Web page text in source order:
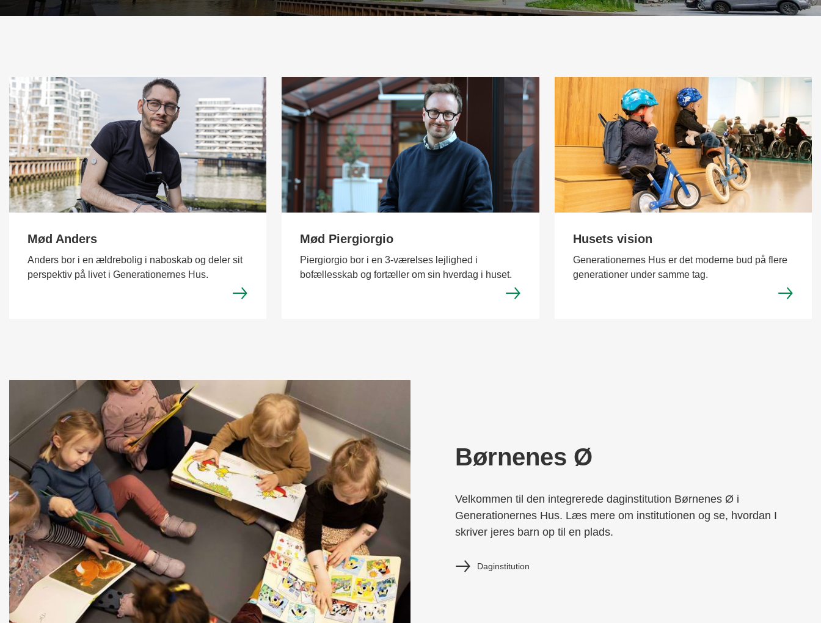
Mød Anders
Anders bor i en ældrebolig i naboskab og deler sit
perspektiv på livet i Generationernes Hus.
Mød Piergiorgio
Piergiorgio bor i en 3-værelses lejlighed i
bofællesskab og fortæller om sin hverdag i huset.
Husets vision
Generationernes Hus er det moderne bud på flere
generationer under samme tag.
Børnenes Ø
Velkommen til den integrerede daginstitution Børnenes Ø i
Generationernes Hus. Læs mere om institutionen og se, hvordan I
skriver jeres barn op til en plads.
Daginstitution